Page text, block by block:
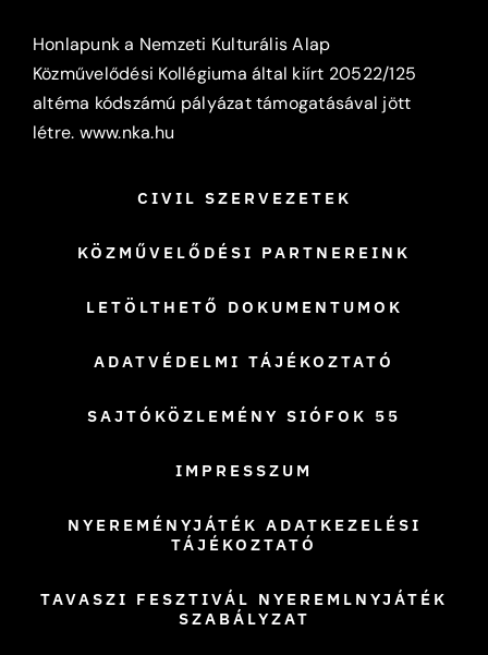
Honlapunk a Nemzeti Kulturális Alap
Közművelődési Kollégiuma által kiírt 20522/125
altéma kódszámú pályázat támogatásával jött
létre. www.nka.hu
CIVIL SZERVEZETEK
KÖZMŰVELŐDÉSI PARTNEREINK
LETÖLTHETŐ DOKUMENTUMOK
ADATVÉDELMI TÁJÉKOZTATÓ
SAJTÓKÖZLEMÉNY SIÓFOK 55
IMPRESSZUM
NYEREMÉNYJÁTÉK ADATKEZELÉSI
TÁJÉKOZTATÓ
TAVASZI FESZTIVÁL NYEREMLNYJÁTÉK
SZABÁLYZAT